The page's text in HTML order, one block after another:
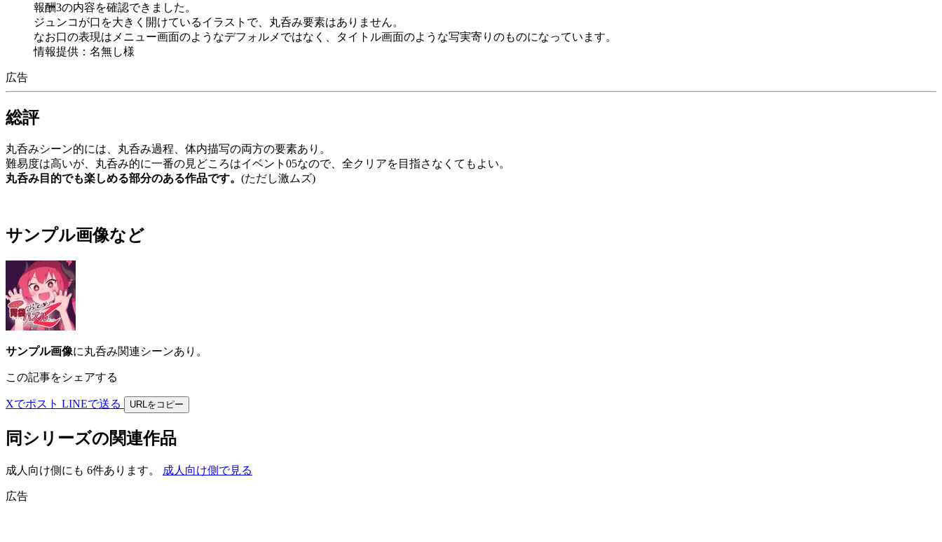
報酬3の内容を確認できました。
ジュンコが口を大きく開けているイラストで、丸呑み要素はありません。
なお口の表現はメニュー画面のようなデフォルメではなく、タイトル画面のような写実寄りのものになっています。
情報提供：名無し様
広告
総評
丸呑みシーン的には、丸呑み過程、体内描写の両方の要素あり。
難易度は高いが、丸呑み的に一番の見どころはイベント05なので、全クリアを目指さなくてもよい。
丸呑み目的でも楽しめる部分のある作品です。 (ただし激ムズ)
サンプル画像など
サンプル画像に丸呑み関連シーンあり。
この記事をシェアする
Xでポスト LINEで送る URLをコピー
同シリーズの関連作品
成人向け側にも 6件あります。 成人向け側で見る
広告